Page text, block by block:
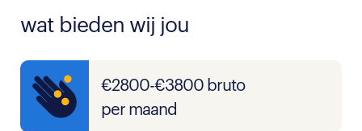
wat bieden wij jou
€2800-€3800 bruto
per maand